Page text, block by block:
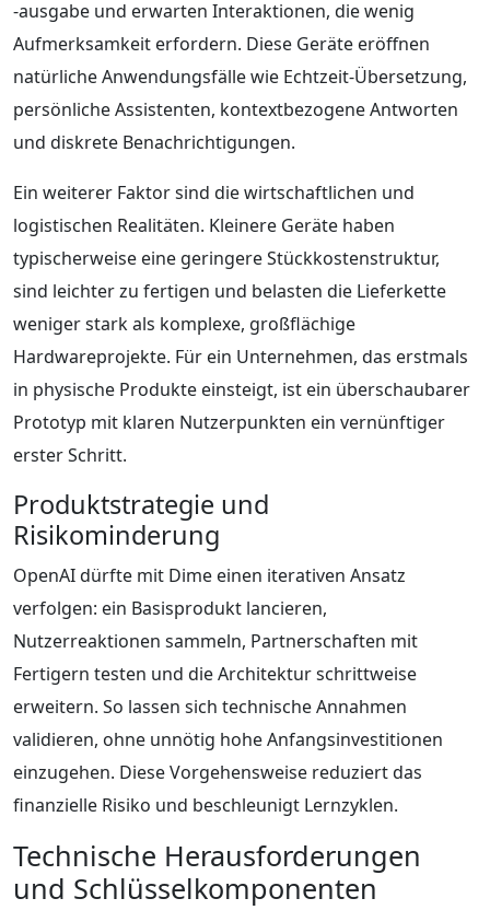
-ausgabe und erwarten Interaktionen, die wenig
Aufmerksamkeit erfordern. Diese Geräte eröffnen
natürliche Anwendungsfälle wie Echtzeit-Übersetzung,
persönliche Assistenten, kontextbezogene Antworten
und diskrete Benachrichtigungen.
Ein weiterer Faktor sind die wirtschaftlichen und
logistischen Realitäten. Kleinere Geräte haben
typischerweise eine geringere Stückkostenstruktur,
sind leichter zu fertigen und belasten die Lieferkette
weniger stark als komplexe, großflächige
Hardwareprojekte. Für ein Unternehmen, das erstmals
in physische Produkte einsteigt, ist ein überschaubarer
Prototyp mit klaren Nutzerpunkten ein vernünftiger
erster Schritt.
Produktstrategie und
Risikominderung
OpenAI dürfte mit Dime einen iterativen Ansatz
verfolgen: ein Basisprodukt lancieren,
Nutzerreaktionen sammeln, Partnerschaften mit
Fertigern testen und die Architektur schrittweise
erweitern. So lassen sich technische Annahmen
validieren, ohne unnötig hohe Anfangsinvestitionen
einzugehen. Diese Vorgehensweise reduziert das
finanzielle Risiko und beschleunigt Lernzyklen.
Technische Herausforderungen
und Schlüsselkomponenten